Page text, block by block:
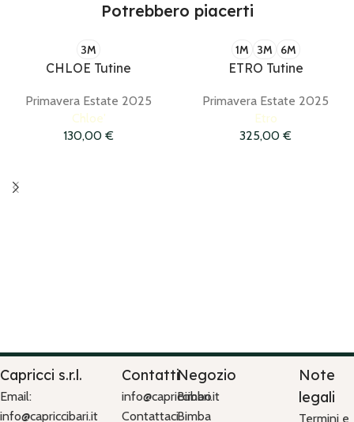
Potrebbero piacerti
3M
CHLOE Tutine
Primavera Estate 2025
Chloe'
130,00 €
1M 3M 6M
ETRO Tutine
Primavera Estate 2025
Etro
325,00 €
Capricci s.r.l.
Email:
info@capriccibari.it
Contatti
info@capriccibari.it
Contattaci
Negozio
Bimbo
Bimba
Note
legali
Termini e